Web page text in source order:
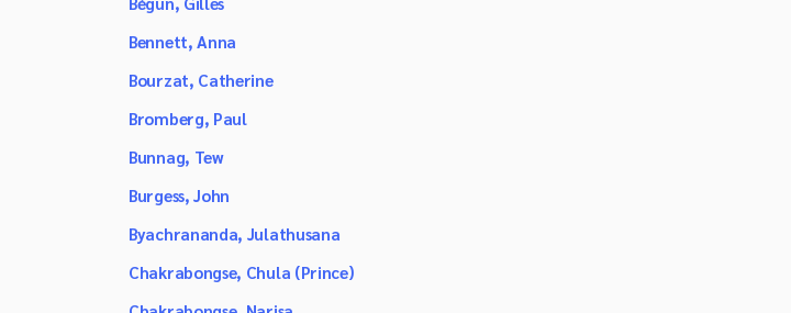
Bennett, Anna
Bourzat, Catherine
Bromberg, Paul
Bunnag, Tew
Burgess, John
Byachrananda, Julathusana
Chakrabongse, Chula (Prince)